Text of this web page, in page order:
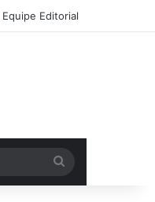
Equipe Editorial